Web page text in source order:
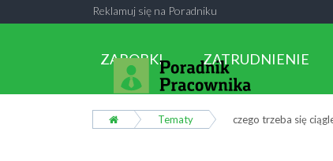
Reklamuj się na Poradniku
ZAROBKI ZATRUDNIENIE
Tematy czego trzeba się